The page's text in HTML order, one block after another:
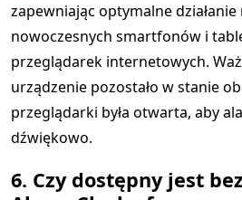
zapewniając optymalne działanie
nowoczesnych smartfonów i
przeglądarek internetowych.
urządzenie pozostało w stanie
przeglądarki była otwarta, aby
dźwiękowo.
6. Czy dostępny jest